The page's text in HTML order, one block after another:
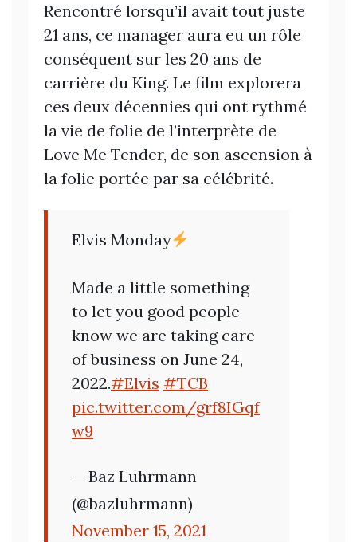
Rencontré lorsqu’il avait tout juste
21 ans, ce manager aura eu un rôle
conséquent sur les 20 ans de
carrière du King. Le film explorera
ces deux décennies qui ont rythmé
la vie de folie de l’interprète de
Love Me Tender, de son ascension à
la folie portée par sa célébrité.
Elvis Monday
Made a little something
to let you good people
know we are taking care
of business on June 24,
2022.#Elvis #TCB
pic.twitter.com/grf8IGqf
w9
— Baz Luhrmann
(@bazluhrmann)
November 15, 2021